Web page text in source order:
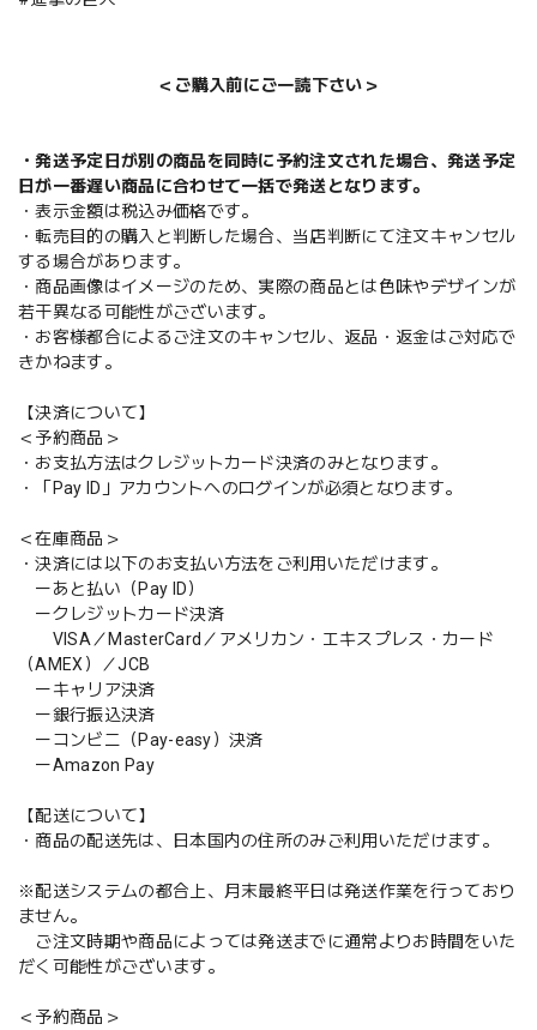
＜ご購入前にご一読下さい＞
・発送予定日が別の商品を同時に予約注文された場合、発送予定
日が一番遅い商品に合わせて一括で発送となります。
・表示金額は税込み価格です。
・転売目的の購入と判断した場合、当店判断にて注文キャンセル
する場合があります。
・商品画像はイメージのため、実際の商品とは色味やデザインが
若干異なる可能性がございます。
・お客様都合によるご注文のキャンセル、返品・返金はご対応で
きかねます。
【決済について】
＜予約商品＞
・お支払方法はクレジットカード決済のみとなります。
・「Pay ID」アカウントへのログインが必須となります。
＜在庫商品＞
・決済には以下のお支払い方法をご利用いただけます。
ーあと払い（Pay ID）
ークレジットカード決済
VISA／MasterCard／アメリカン・エキスプレス・カード
（AMEX）／JCB
ーキャリア決済
ー銀行振込決済
ーコンビニ（Pay-easy）決済
ーAmazon Pay
【配送について】
・商品の配送先は、日本国内の住所のみご利用いただけます。
※配送システムの都合上、月末最終平日は発送作業を行っており
ません。
ご注文時期や商品によっては発送までに通常よりお時間をいた
だく可能性がございます。
＜予約商品＞